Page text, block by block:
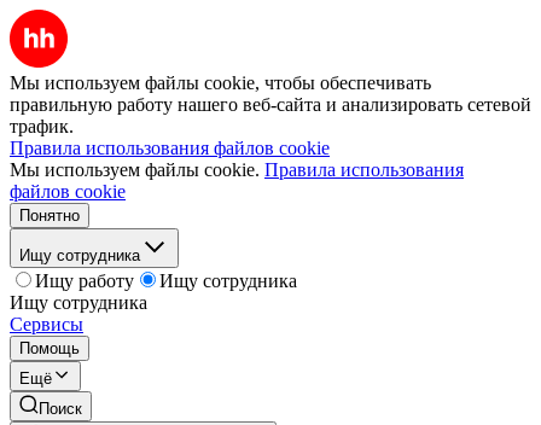
Мы используем файлы cookie, чтобы обеспечивать
правильную работу нашего веб-сайта и анализировать сетевой
трафик.
Правила использования файлов cookie
Мы используем файлы cookie. Правила использования
файлов cookie
Понятно
Ищу сотрудника
Ищу работу
Ищу сотрудника
Ищу сотрудника
Сервисы
Помощь
Ещё
Поиск